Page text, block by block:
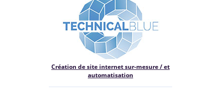
Création de site internet sur-mesure / et
automatisation